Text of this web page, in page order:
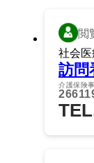
閲
社会
訪問
介護保険